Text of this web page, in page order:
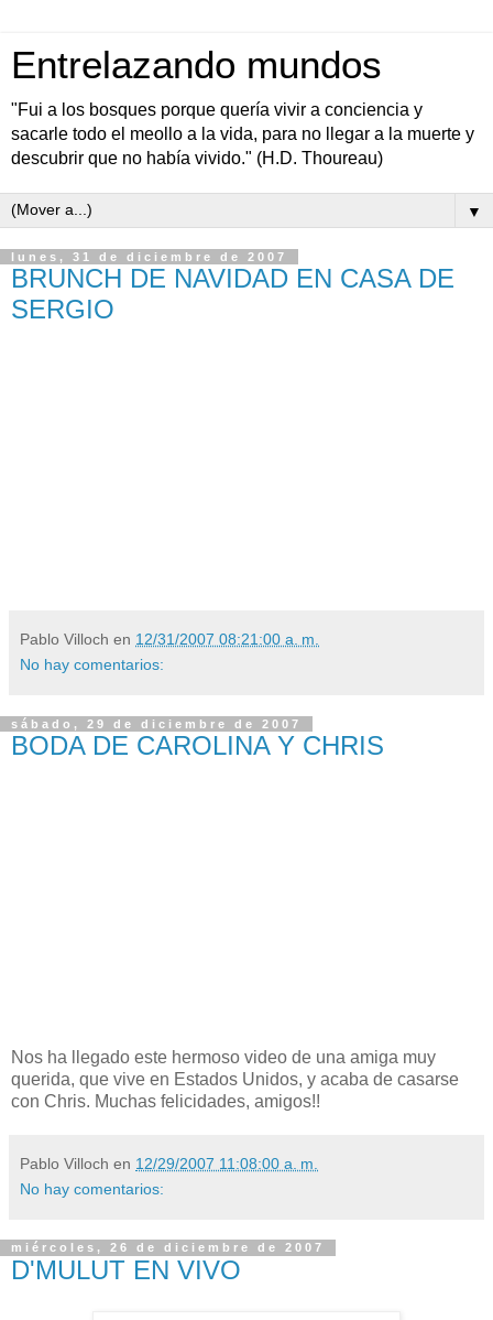
Entrelazando mundos
"Fui a los bosques porque quería vivir a conciencia y
sacarle todo el meollo a la vida, para no llegar a la muerte y
descubrir que no había vivido." (H.D. Thoureau)
▼
lunes, 31 de diciembre de 2007
BRUNCH DE NAVIDAD EN CASA DE
SERGIO
Pablo Villoch en 12/31/2007 08:21:00 a. m.
No hay comentarios:
sábado, 29 de diciembre de 2007
BODA DE CAROLINA Y CHRIS
Nos ha llegado este hermoso video de una amiga muy
querida, que vive en Estados Unidos, y acaba de casarse
con Chris. Muchas felicidades, amigos!!
Pablo Villoch en 12/29/2007 11:08:00 a. m.
No hay comentarios:
miércoles, 26 de diciembre de 2007
D'MULUT EN VIVO